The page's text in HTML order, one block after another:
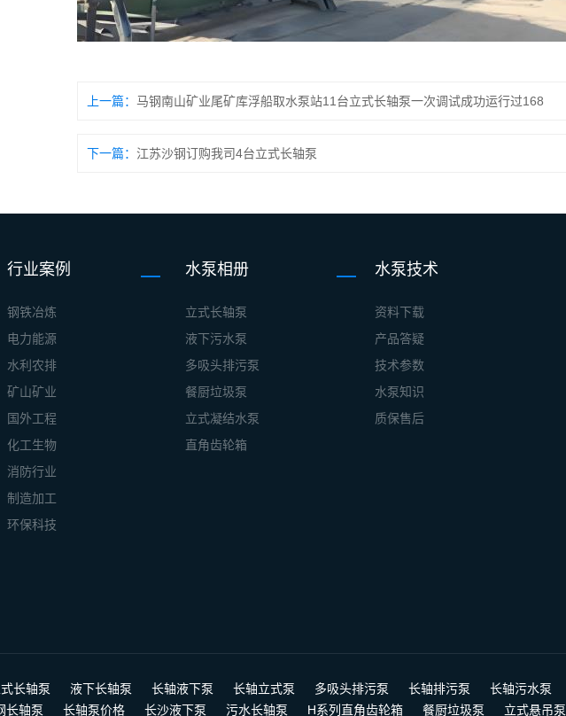
上一篇：马钢南山矿业尾矿库浮船取水泵站11台立式长轴泵一次调试成功运行过168
下一篇： 江苏沙钢订购我司4台立式长轴泵
行业案例
钢铁冶炼
电力能源
水利农排
矿山矿业
国外工程
化工生物
消防行业
制造加工
环保科技
水泵相册
立式长轴泵
液下污水泵
多吸头排污泵
餐厨垃圾泵
立式凝结水泵
直角齿轮箱
水泵技术
资料下载
产品答疑
技术参数
水泵知识
质保售后
长轴泵 液下长轴泵 长轴液下泵 长轴立式泵 多吸头排污泵 长轴排污泵 长轴污水泵
长轴泵 长轴泵价格 长沙液下泵 污水长轴泵 H系列直角齿轮箱 餐厨垃圾泵 立式悬吊泵